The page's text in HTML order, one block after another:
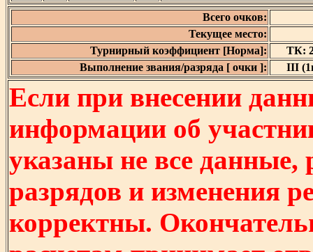
Всего очков:
Текущее место:
Турнирный коэффициент [Норма]:
ТК:
Выполнение звания/разряда [ очки ]:
III
Если при внесении
информации об
указаны не все
разрядов и изменения
корректны.